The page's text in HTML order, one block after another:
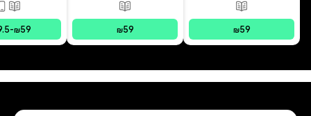
פורמטים זמינים מודפס
₪59
פורמטים זמינים
מודפס
₪59
-₪59